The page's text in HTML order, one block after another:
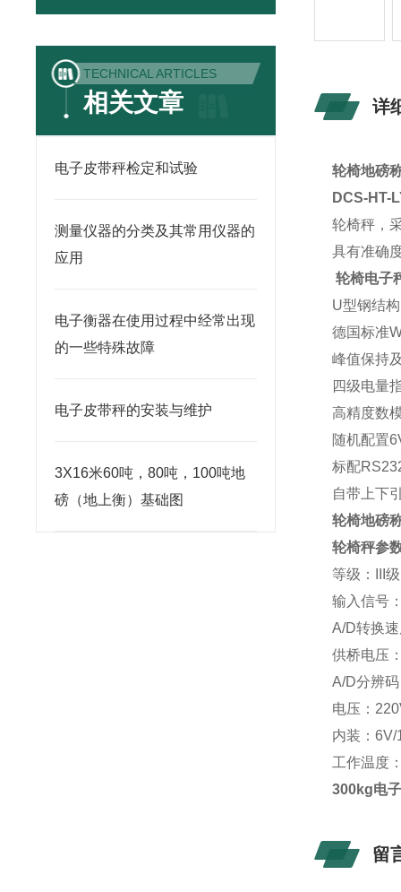
TECHNICAL ARTICLES
相关文章
电子皮带秤检定和试验
测量仪器的分类及其常用仪器的
应用
电子衡器在使用过程中经常出现
的一些特殊故障
电子皮带秤的安装与维护
3X16米60吨，80吨，100吨地
磅（地上衡）基础图
详
轮椅地磅
DCS-HT-
轮椅秤，
具有准确
轮椅电子
U型钢结
德国标准
峰值保持
四级电量
高精度数
随机配置
标配
自带上下
轮椅地磅
轮椅秤参
等级：
III级
输入信号
A/D转换
供桥电压
A/D分辨
电压：
内装：6V/
工作温度
300kg电
留